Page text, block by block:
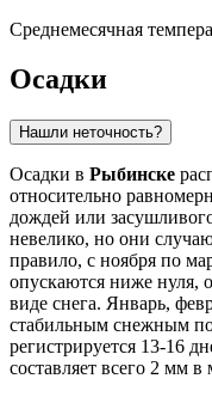
Среднемесячная
Осадки
Нашли неточность?
Осадки в Рыбинске
относительно
дождей или
невелико, но они
правило, с ноября по
опускаются ниже нуля,
виде снега. Январь,
стабильным снежным
регистрируется 13-16
составляет всего 2 мм в